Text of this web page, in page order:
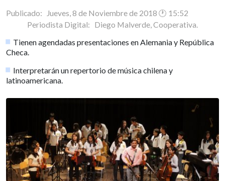
Publicado: Jueves, 8 de Noviembre de 2018 🕐 15:52
Periodista Digital:
Diego Malverde, Cooperativa.
Tienen agendadas presentaciones en Alemania y República
Checa.
Interpretarán un repertorio de música chilena y
latinoamericana.